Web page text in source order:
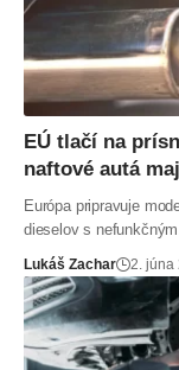
EÚ tlačí na
naftové autá
Európa pripravuje
dieselov s
Lukáš Zachar 2. júna